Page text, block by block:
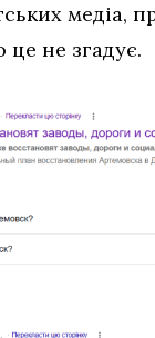
медіа,
це не згадує.